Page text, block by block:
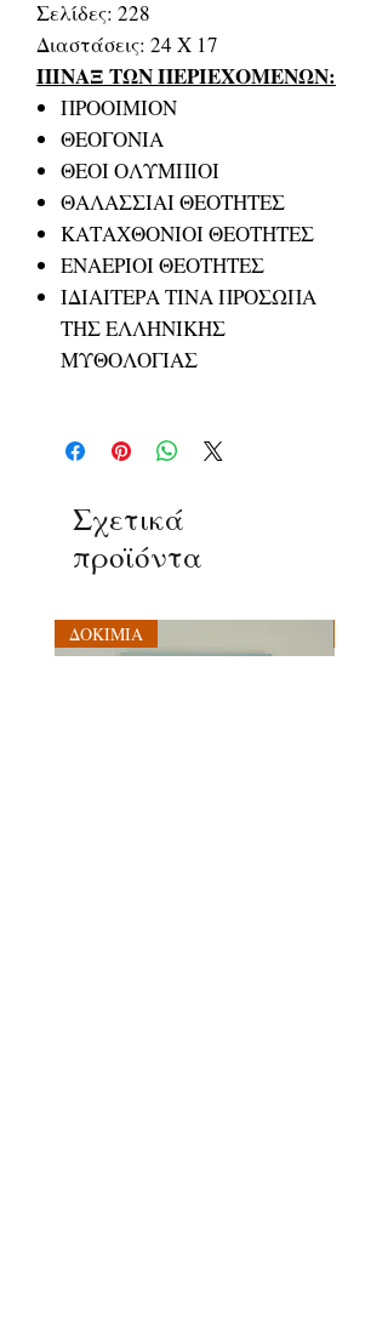
Σελίδες: 228
Διαστάσεις: 24 Χ 17
ΠΙΝΑΞ ΤΩΝ ΠΕΡΙΕΧΟΜΕΝΩΝ:
ΠΡΟΟΙΜΙΟΝ
ΘΕΟΓΟΝΙΑ
ΘΕΟΙ ΟΛΥΜΠΙΟΙ
ΘΑΛΑΣΣΙΑΙ ΘΕΟΤΗΤΕΣ
ΚΑΤΑΧΘΟΝΙΟΙ ΘΕΟΤΗΤΕΣ
ΕΝΑΕΡΙΟΙ ΘΕΟΤΗΤΕΣ
ΙΔΙΑΙΤΕΡΑ ΤΙΝΑ ΠΡΟΣΩΠΑ
ΤΗΣ ΕΛΛΗΝΙΚΗΣ
ΜΥΘΟΛΟΓΙΑΣ
Σχετικά
προϊόντα
ΔΟΚΙΜΙΑ